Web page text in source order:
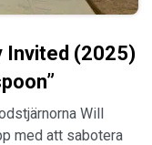
Invited (2025)
Will
med att sabotera